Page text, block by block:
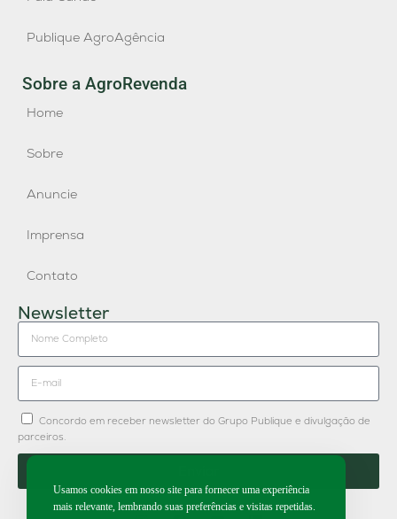
Publique AgroAgência
Sobre a AgroRevenda
Home
Sobre
Anuncie
Imprensa
Contato
Newsletter
Concordo em receber newsletter do Grupo Publique e divulgação de
parceiros.
Usamos cookies em nosso site para fornecer uma experiência
mais relevante, lembrando suas preferências e visitas repetidas.